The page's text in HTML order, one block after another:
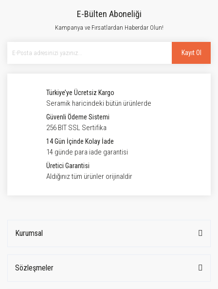
E-Bülten Aboneliği
Kampanya ve Fırsatlardan Haberdar Olun!
Kayıt Ol
Türkiye’ye Ücretsiz Kargo
Seramik haricindeki bütün ürünlerde
Güvenli Ödeme Sistemi
256 BIT SSL Sertifika
14 Gün İçinde Kolay İade
14 günde para iade garantisi
Üretici Garantisi
Aldığınız tüm ürünler orijinaldir
Kurumsal
Sözleşmeler